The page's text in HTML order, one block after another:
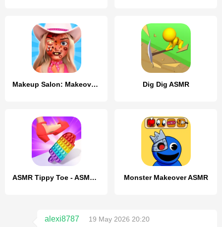
Makeup Salon: Makeover ASMR Dig Dig ASMR
ASMR Tippy Toe - ASMR Games Monster Makeover ASMR
alexi8787
19 May 2026 20:20